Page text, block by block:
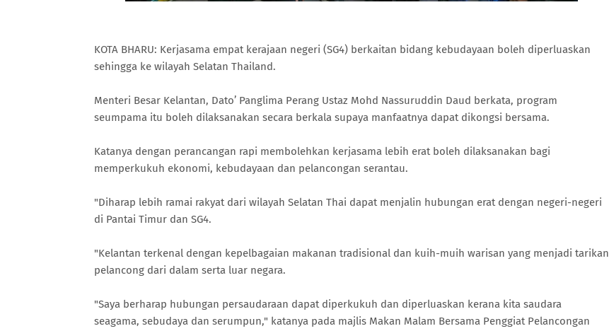
KOTA BHARU: Kerjasama empat kerajaan negeri (SG4) berkaitan bidang kebudayaan boleh diperluaskan
sehingga ke wilayah Selatan Thailand.
Menteri Besar Kelantan, Dato’ Panglima Perang Ustaz Mohd Nassuruddin Daud berkata, program
seumpama itu boleh dilaksanakan secara berkala supaya manfaatnya dapat dikongsi bersama.
Katanya dengan perancangan rapi membolehkan kerjasama lebih erat boleh dilaksanakan bagi
memperkukuh ekonomi, kebudayaan dan pelancongan serantau.
"Diharap lebih ramai rakyat dari wilayah Selatan Thai dapat menjalin hubungan erat dengan negeri-negeri
di Pantai Timur dan SG4.
"Kelantan terkenal dengan kepelbagaian makanan tradisional dan kuih-muih warisan yang menjadi tarikan
pelancong dari dalam serta luar negara.
"Saya berharap hubungan persaudaraan dapat diperkukuh dan diperluaskan kerana kita saudara
seagama, sebudaya dan serumpun," katanya pada majlis Makan Malam Bersama Penggiat Pelancongan